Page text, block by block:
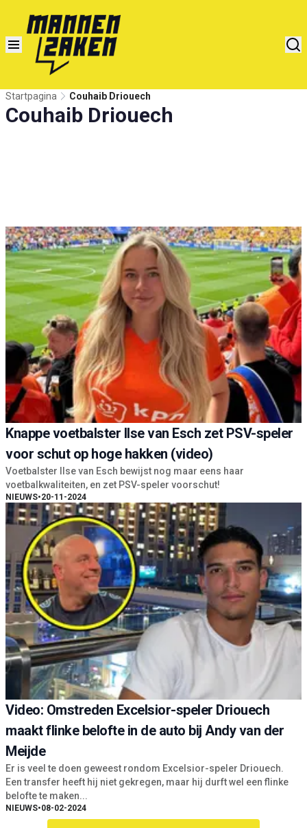
Startpagina Couhaib Driouech
Couhaib Driouech
Knappe voetbalster Ilse van Esch zet PSV-speler
voor schut op hoge hakken (video)
Voetbalster Ilse van Esch bewijst nog maar eens haar
voetbalkwaliteiten, en zet PSV-speler voorschut!
NIEUWS•20-11-2024
Video: Omstreden Excelsior-speler Driouech
maakt flinke belofte in de auto bij Andy van der
Meijde
Er is veel te doen geweest rondom Excelsior-speler Driouech.
Een transfer heeft hij niet gekregen, maar hij durft wel een flinke
belofte te maken...
NIEUWS•08-02-2024